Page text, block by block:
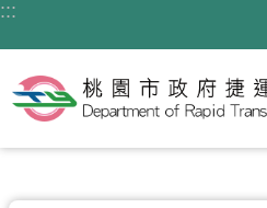
跳到主要內容區塊
:::